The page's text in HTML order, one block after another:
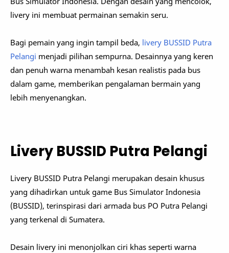
livery ini membuat permainan semakin seru.
Bagi pemain yang ingin tampil beda, livery BUSSID Putra
Pelangi menjadi pilihan sempurna. Desainnya yang keren
dan penuh warna menambah kesan realistis pada bus
dalam game, memberikan pengalaman bermain yang
lebih menyenangkan.
Livery BUSSID Putra Pelangi
Livery BUSSID Putra Pelangi merupakan desain khusus
yang dihadirkan untuk game Bus Simulator Indonesia
(BUSSID), terinspirasi dari armada bus PO Putra Pelangi
yang terkenal di Sumatera.
Desain livery ini menonjolkan ciri khas seperti warna